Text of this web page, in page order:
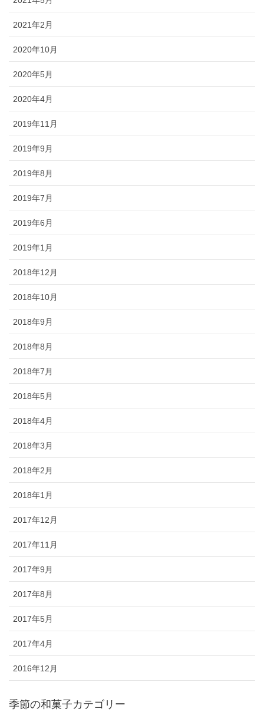
2021年2月
2020年10月
2020年5月
2020年4月
2019年11月
2019年9月
2019年8月
2019年7月
2019年6月
2019年1月
2018年12月
2018年10月
2018年9月
2018年8月
2018年7月
2018年5月
2018年4月
2018年3月
2018年2月
2018年1月
2017年12月
2017年11月
2017年9月
2017年8月
2017年5月
2017年4月
2016年12月
季節の和菓子カテゴリー